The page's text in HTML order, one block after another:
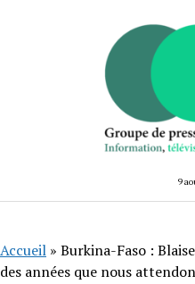
9
Accueil » Burkina-Faso :
des années que nous